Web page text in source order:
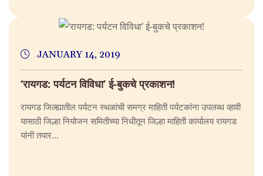
JANUARY 14, 2019
‘रायगड: पर्यटन विविधा’ ई-बुकचे प्रकाशन!
रायगड जिल्ह्यातील पर्यटन स्थळांची समग्र माहिती पर्यटकांना उपलब्ध व्हावी
यासाठी जिल्हा नियोजन समितीच्या निधीतून जिल्हा माहिती कार्यालय रायगड
यांनी तयार...